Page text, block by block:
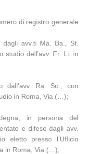
di registro generale
avv.ti Ma. Ba., St.
studio dell’avv. Fr. Li. in
dall’avv. Ra. So., con
in Roma, Via (…);
in persona del
e difeso dagli avv.
eletto presso l’Ufficio
in Roma, Via (…);